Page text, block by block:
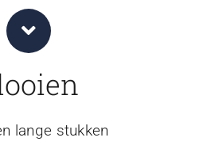
lange stukken